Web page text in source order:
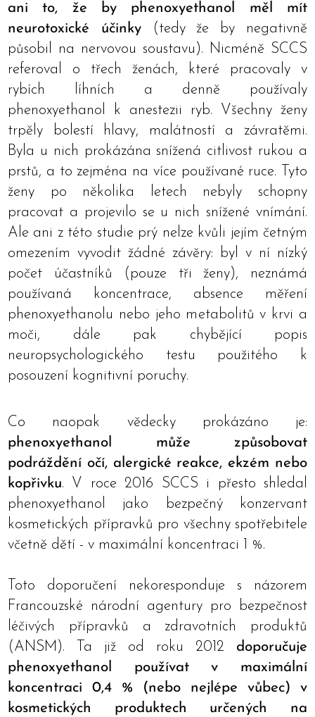
ani to, že by phenoxyethanol měl mít
neurotoxické účinky(tedy že by negativně
působil na nervovou soustavu). Nicméně SCCS
referoval o třech ženách, které pracovaly v
rybích líhních a denně používaly
phenoxyethanol k anestezii ryb. Všechny ženy
trpěly bolestí hlavy, malátností a závratěmi.
Byla u nich prokázána snížená citlivost rukou a
prstů, a to zejména na více používané ruce. Tyto
ženy po několika letech nebyly schopny
pracovat a projevilo se u nich snížené vnímání.
Ale ani z této studie prý nelze kvůli jejím četným
omezením vyvodit žádné závěry: byl v ní nízký
počet účastníků (pouze tři ženy), neznámá
používaná koncentrace, absence měření
phenoxyethanolu nebo jeho metabolitů v krvi a
moči, dále pak chybějící popis
neuropsychologického testu použitého k
posouzení kognitivní poruchy.
Co naopak vědecky prokázáno je:
phenoxyethanol může způsobovat
podráždění očí, alergické reakce, ekzém nebo
kopřivku. V roce 2016 SCCS i přesto shledal
phenoxyethanol jako bezpečný konzervant
kosmetických přípravků pro všechny spotřebitele
včetně dětí - v maximální koncentraci 1 %.
Toto doporučení nekoresponduje s názorem
Francouzské národní agentury pro bezpečnost
léčivých přípravků a zdravotních produktů
(ANSM). Ta již od roku 2012 doporučuje
phenoxyethanol používat v maximální
koncentraci 0,4 % (nebo nejlépe vůbec) v
kosmetických produktech určených na